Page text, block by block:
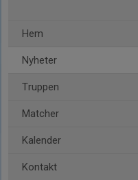
Hem
Nyheter
Truppen
Matcher
Kalender
Kontakt